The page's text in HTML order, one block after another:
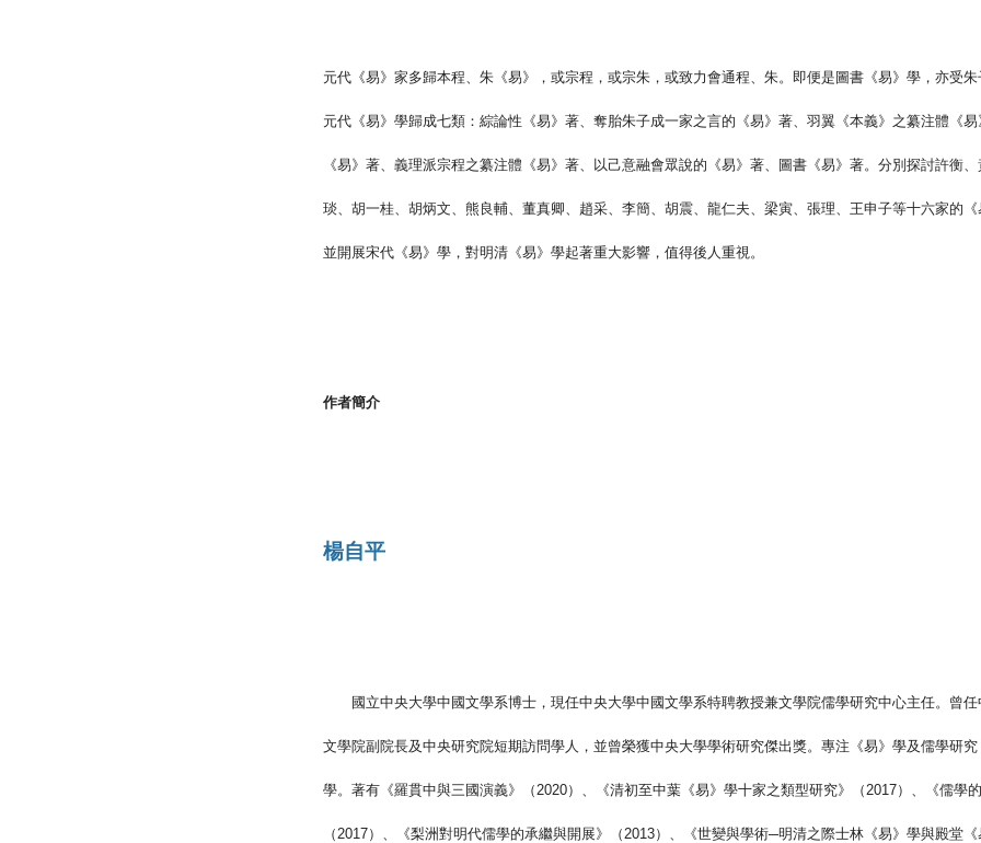
元代《易》家多歸本程、朱《易》，或宗程，或宗朱，或致力會通程、朱。即便是圖書《易》學，亦受
元代《易》學歸成七類：綜論性《易》著、奪胎朱子成一家之言的《易》著、羽翼《本義》之纂注體《
《易》著、義理派宗程之纂注體《易》著、以己意融會眾說的《易》著、圖書《易》著。分別探討許衡
琰、胡一桂、胡炳文、熊良輔、董真卿、趙采、李簡、胡震、龍仁夫、梁寅、張理、王申子等十六家的
並開展宋代《易》學，對明清《易》學起著重大影響，值得後人重視。
作者簡介
楊自平
國立中央大學中國文學系博士，現任中央大學中國文學系特聘教授兼文學院儒學研究中心主任。曾任
文學院副院長及中央研究院短期訪問學人，並曾榮獲中央大學學術研究傑出獎。專注《易》學及儒學研
學。著有《羅貫中與三國演義》（ 2020）、《清初至中葉《易》學十家之類型研究》（ 2017）、《儒學
（ 2017）、《梨洲對明代儒學的承繼與開展》（ 2013）、《世變與學術─明清之際士林《易》學與殿堂《